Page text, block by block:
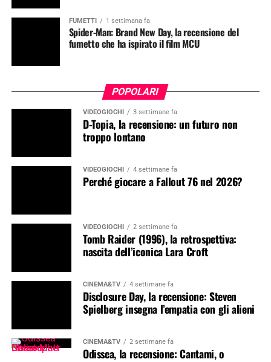
FUMETTI 1 settimana fa
Spider-Man: Brand New Day, la recensione del
fumetto che ha ispirato il film MCU
POPOLARI
VIDEOGIOCHI 3 settimane fa
D-Topia, la recensione: un futuro non
troppo lontano
VIDEOGIOCHI 4 settimane fa
Perché giocare a Fallout 76 nel 2026?
VIDEOGIOCHI 2 settimane fa
Tomb Raider (1996), la retrospettiva:
nascita dell’iconica Lara Croft
CINEMA&TV 4 settimane fa
Disclosure Day, la recensione: Steven
Spielberg insegna l’empatia con gli alieni
CINEMA&TV 2 settimane fa
Odissea, la recensione: Cantami, o